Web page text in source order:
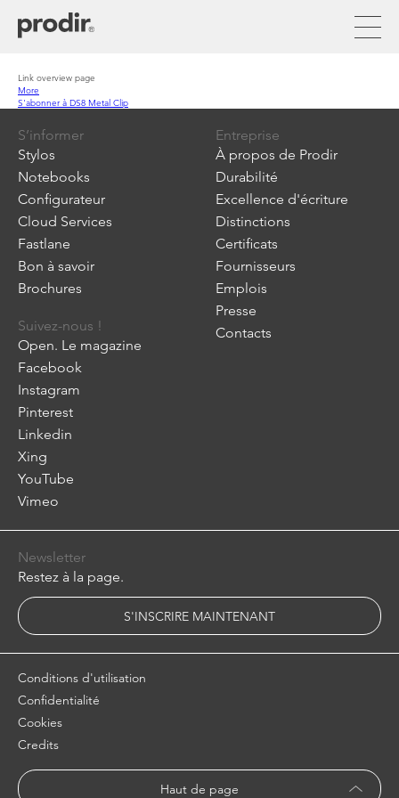
contenu
Link overview page
More
S'abonner à DS8 Metal Clip
S’informer
Stylos
Notebooks
Configurateur
Cloud Services
Fastlane
Bon à savoir
Brochures
Entreprise
À propos de Prodir
Durabilité
Excellence d'écriture
Distinctions
Certificats
Fournisseurs
Emplois
Presse
Contacts
Suivez-nous !
Open. Le magazine
Facebook
Instagram
Pinterest
Linkedin
Xing
YouTube
Vimeo
Newsletter
Restez à la page.
S'INSCRIRE MAINTENANT
Haut de page
Conditions d'utilisation
Confidentialité
Cookies
Credits